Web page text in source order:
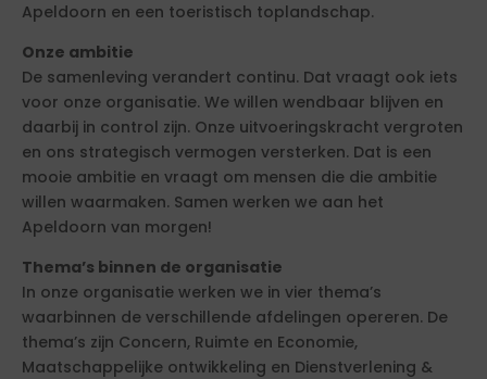
Apeldoorn en een toeristisch toplandschap.
Onze ambitie
De samenleving verandert continu. Dat vraagt ook iets
voor onze organisatie. We willen wendbaar blijven en
daarbij in control zijn. Onze uitvoeringskracht vergroten
en ons strategisch vermogen versterken. Dat is een
mooie ambitie en vraagt om mensen die die ambitie
willen waarmaken. Samen werken we aan het
Apeldoorn van morgen!
Thema’s binnen de organisatie
In onze organisatie werken we in vier thema’s
waarbinnen de verschillende afdelingen opereren. De
thema’s zijn Concern, Ruimte en Economie,
Maatschappelijke ontwikkeling en Dienstverlening &